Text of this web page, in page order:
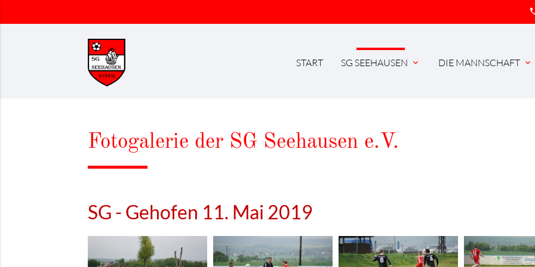
START SG SEEHAUSEN expand_more DIE MANNSCHAFT expand_more
Suchbegriffe
Fotogalerie der SG Seehausen e.V.
SG - Gehofen 11. Mai 2019